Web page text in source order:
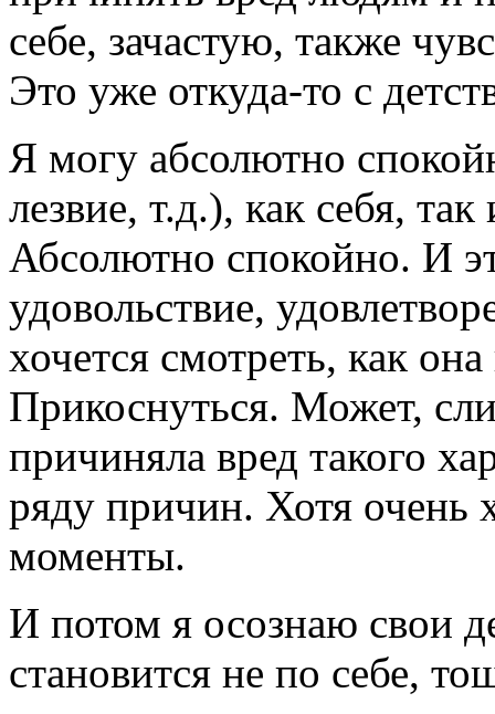
себе, зачастую, также
Это уже откуда-то с
Я могу абсолютно
лезвие, т.д.), как себя,
Абсолютно спокойно. И
удовольствие,
хочется смотреть, как
Прикоснуться. Может,
причиняла вред такого
ряду причин. Хотя очень
моменты.
И потом я осознаю свои
становится не по себе,